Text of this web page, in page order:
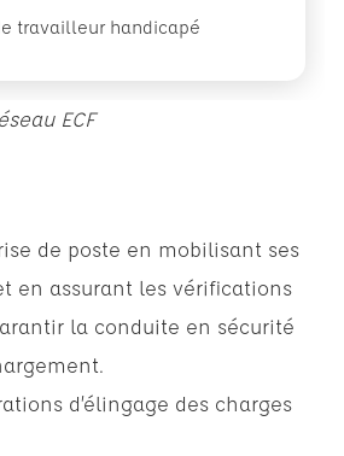
travailleur handicapé
ECF
de poste en mobilisant ses
en assurant les vérifications
la conduite en sécurité
d’élingage des charges